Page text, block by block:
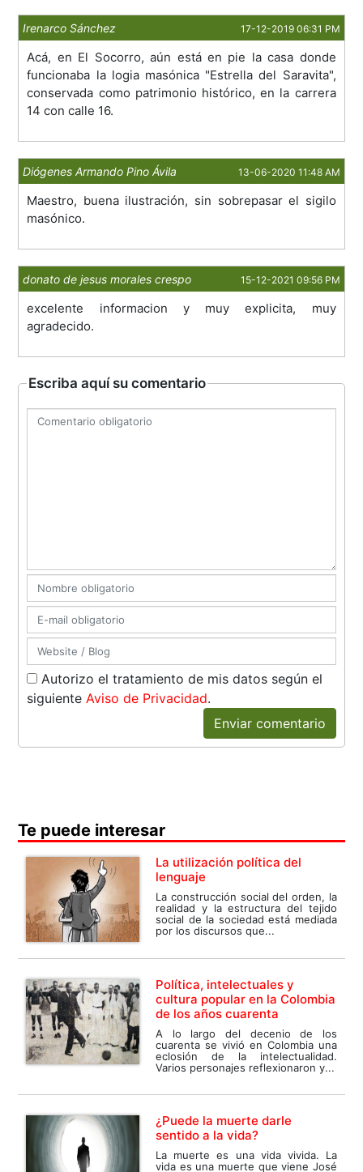
Irenarco Sánchez 17-12-2019 06:31 PM
Acá, en El Socorro, aún está en pie la casa donde
funcionaba la logia masónica "Estrella del Saravita",
conservada como patrimonio histórico, en la carrera
14 con calle 16.
Diógenes Armando Pino Ávila 13-06-2020 11:48 AM
Maestro, buena ilustración, sin sobrepasar el sigilo
masónico.
donato de jesus morales crespo 15-12-2021 09:56 PM
excelente informacion y muy explicita, muy
agradecido.
Escriba aquí su comentario
Autorizo el tratamiento de mis datos según el
siguienteAviso de Privacidad.
Enviar comentario
Te puede interesar
La utilización política del
lenguaje
La construcción social del orden, la
realidad y la estructura del tejido
social de la sociedad está mediada
por los discursos que...
Política, intelectuales y
cultura popular en la Colombia
de los años cuarenta
A lo largo del decenio de los
cuarenta se vivió en Colombia una
eclosión de la intelectualidad.
Varios personajes reflexionaron y...
¿Puede la muerte darle
sentido a la vida?
La muerte es una vida vivida. La
vida es una muerte que viene José